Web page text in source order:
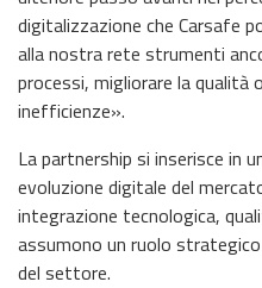
digitalizzazione che Carsafe
alla nostra rete strumenti
processi, migliorare la qualità
inefficienze».
La partnership si inserisce in
evoluzione digitale del
integrazione tecnologica,
assumono un ruolo
del settore.